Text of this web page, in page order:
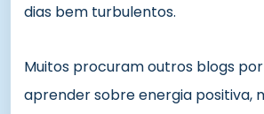
dias bem turbulentos.
Muitos procuram outros blogs
aprender sobre energia positiva,